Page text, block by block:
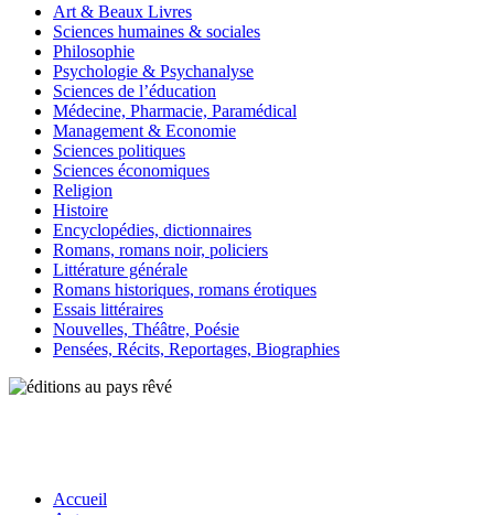
Art & Beaux Livres
Sciences humaines & sociales
Philosophie
Psychologie & Psychanalyse
Sciences de l’éducation
Médecine, Pharmacie, Paramédical
Management & Economie
Sciences politiques
Sciences économiques
Religion
Histoire
Encyclopédies, dictionnaires
Romans, romans noir, policiers
Littérature générale
Romans historiques, romans érotiques
Essais littéraires
Nouvelles, Théâtre, Poésie
Pensées, Récits, Reportages, Biographies
Accueil